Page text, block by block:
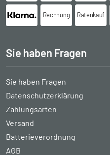
Rechnung Ratenkauf
Sie haben Fragen
Sie haben Fragen
Datenschutzerklärung
Zahlungsarten
Versand
Batterieverordnung
AGB